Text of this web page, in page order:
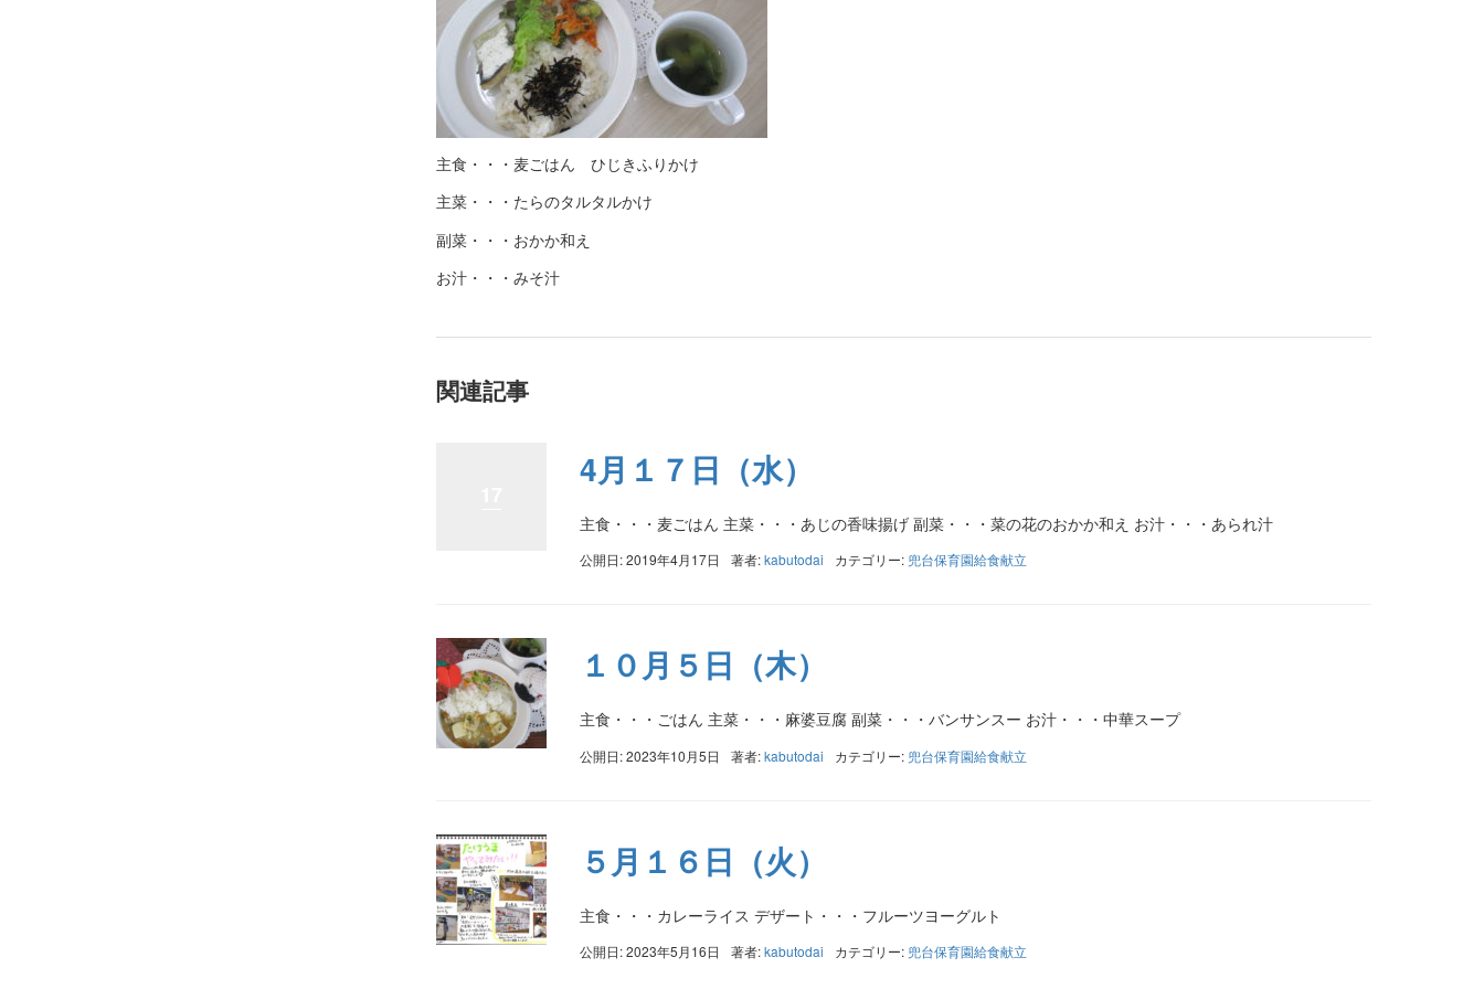
主食・・・麦ごはん ひじきふりかけ
主菜・・・たらのタルタルかけ
副菜・・・おかか和え
お汁・・・みそ汁
関連記事
4月１７日（水）
主食・・・麦ごはん 主菜・・・あじの香味揚げ 副菜・・・菜の花のおかか和え お汁・・・あられ汁
公開日: 2019年4月17日 著者:kabutodai カテゴリー: 兜台保育園給食献立
１０月５日（木）
主食・・・ごはん 主菜・・・麻婆豆腐 副菜・・・バンサンスー お汁・・・中華スープ
公開日: 2023年10月5日 著者:kabutodai カテゴリー: 兜台保育園給食献立
５月１６日（火）
主食・・・カレーライス デザート・・・フルーツヨーグルト
公開日: 2023年5月16日 著者:kabutodai カテゴリー: 兜台保育園給食献立